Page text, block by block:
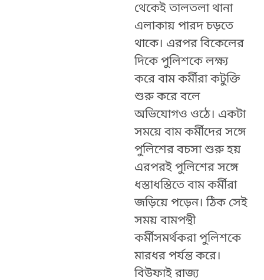
থেকেই তালতলা থানা
এলাকায় পারদ চড়তে
থাকে। এরপর বিকেলের
দিকে পুলিশকে লক্ষ্য
করে বাম কর্মীরা কটুক্তি
শুরু করে বলে
অভিযোগও ওঠে। একটা
সময়ে বাম কর্মীদের সঙ্গে
পুলিশের বচসা শুরু হয়
এরপরই পুলিশের সঙ্গে
ধস্তাধস্তিতে বাম কর্মীরা
জড়িয়ে পড়েন। ঠিক সেই
সময় বামপন্থী
কর্মীসমর্থকরা পুলিশকে
মারধর পর্যন্ত করে।
বিউফাই রাজ্য